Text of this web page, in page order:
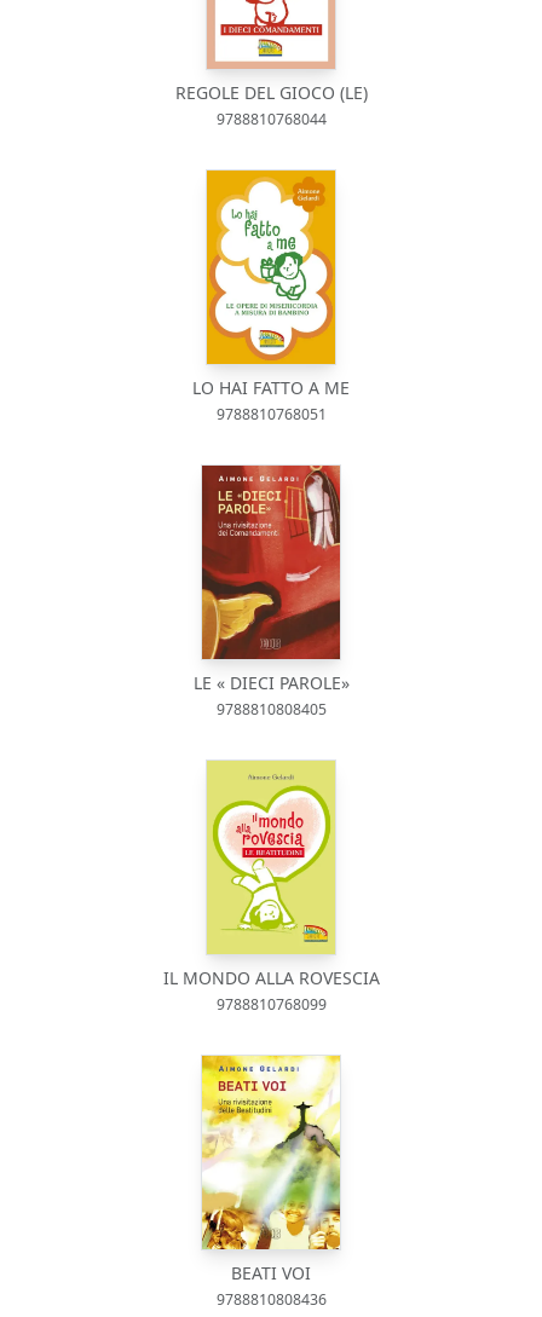
REGOLE DEL GIOCO (LE)
9788810768044
LO HAI FATTO A ME
9788810768051
LE « DIECI PAROLE»
9788810808405
IL MONDO ALLA ROVESCIA
9788810768099
BEATI VOI
9788810808436